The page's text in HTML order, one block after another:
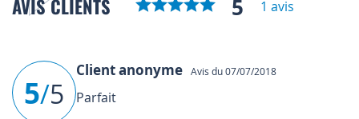
AVIS CLIENTS 5 1 avis
5/5
Client anonyme Avis du 07/07/2018
Parfait